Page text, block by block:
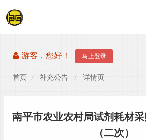
游客，您好！ 马上登录
首页 补充公告 详情页
南平市农业农村局试剂耗材
（二次）